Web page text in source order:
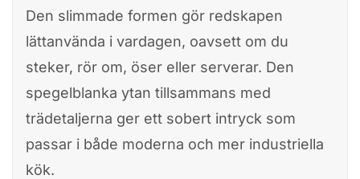
Den slimmade formen gör redskapen
lättanvända i vardagen, oavsett om du
steker, rör om, öser eller serverar. Den
spegelblanka ytan tillsammans med
trädetaljerna ger ett sobert intryck som
passar i både moderna och mer industriella
kök.